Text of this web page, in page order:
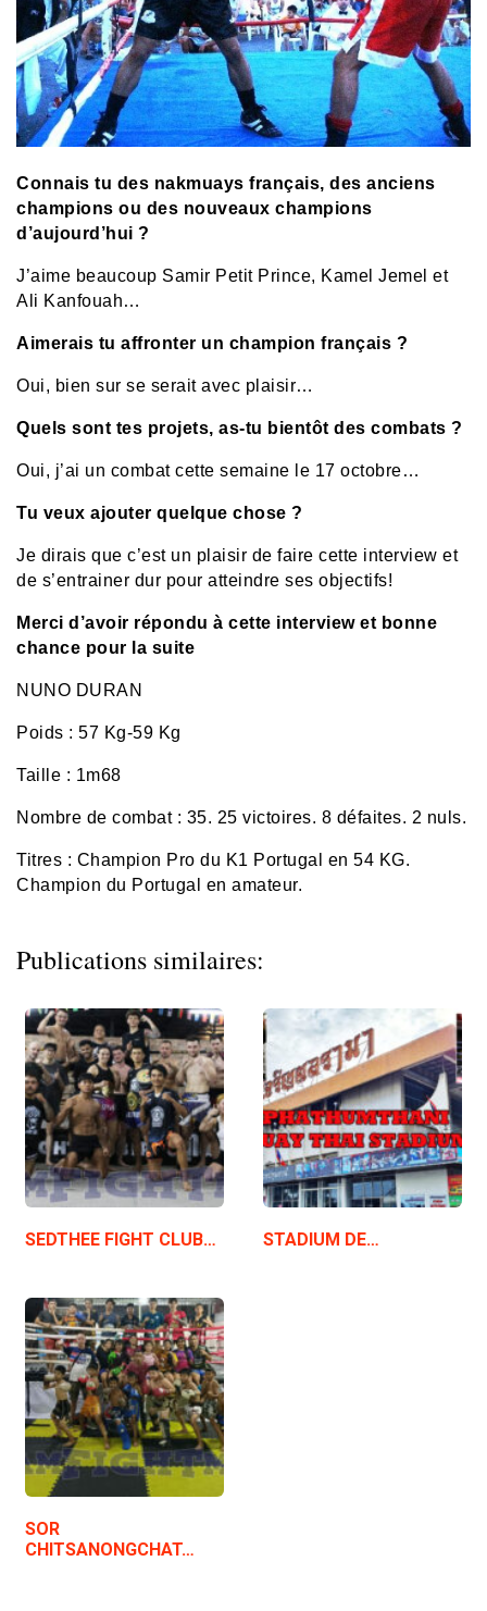
Connais tu des nakmuays français, des anciens
champions ou des nouveaux champions
d’aujourd’hui ?
J’aime beaucoup Samir Petit Prince, Kamel Jemel et
Ali Kanfouah…
Aimerais tu affronter un champion français ?
Oui, bien sur se serait avec plaisir…
Quels sont tes projets, as-tu bientôt des combats ?
Oui, j’ai un combat cette semaine le 17 octobre…
Tu veux ajouter quelque chose ?
Je dirais que c’est un plaisir de faire cette interview et
de s’entrainer dur pour atteindre ses objectifs!
Merci d’avoir répondu à cette interview et bonne
chance pour la suite
NUNO DURAN
Poids : 57 Kg-59 Kg
Taille : 1m68
Nombre de combat : 35. 25 victoires. 8 défaites. 2 nuls.
Titres : Champion Pro du K1 Portugal en 54 KG.
Champion du Portugal en amateur.
Publications similaires:
SEDTHEE FIGHT CLUB… STADIUM DE…
SOR
CHITSANONGCHAT…